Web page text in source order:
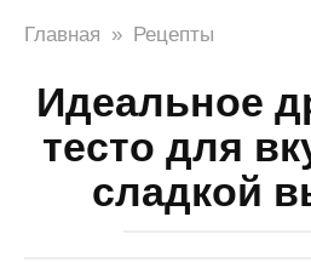
Главная » Рецепты
Идеальное
тесто для
сладкой